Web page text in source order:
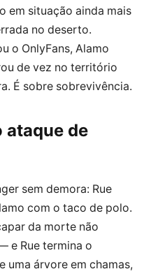
em situação ainda mais
no deserto.
o OnlyFans, Alamo
de vez no território
É sobre sobrevivência.
ataque de
sem demora: Rue
com o taco de polo.
da morte não
e Rue termina o
uma árvore em chamas,